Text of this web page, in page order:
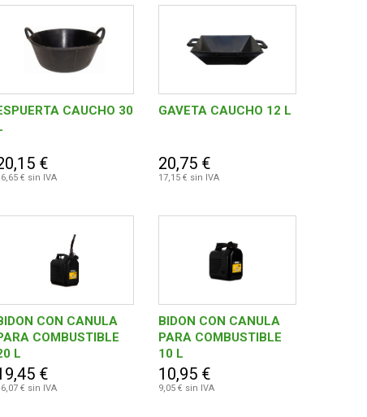
CAUCHO 30
€
€ sin IVA
GAVETA CAUCHO 12 L
20,75 €
17,15 € sin IVA
CON CANULA
COMBUSTIBLE
L
€
€ sin IVA
BIDON CON CANULA
PARA COMBUSTIBLE
10 L
10,95 €
9,05 € sin IVA